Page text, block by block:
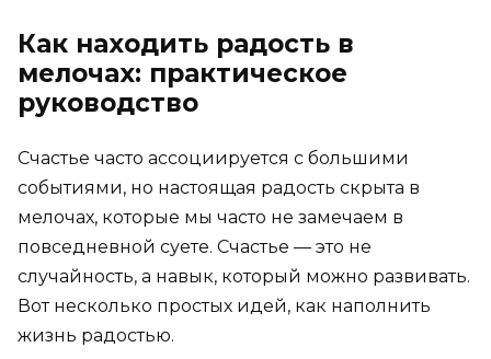
Как находить радость в
мелочах: практическое
руководство
Счастье часто ассоциируется с большими
событиями, но настоящая радость скрыта в
мелочах, которые мы часто не замечаем в
повседневной суете. Счастье — это не
случайность, а навык, который можно развивать.
Вот несколько простых идей, как наполнить
жизнь радостью.